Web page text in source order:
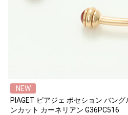
NEW
PIAGET ピアジェ ポセション バン
ンカット カーネリアン G36PC516